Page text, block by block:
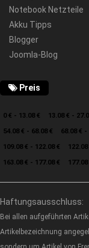
Notebook Netzteile
Akku Tipps
Blogger
Joomla-Blog
Preis
0 € - 13.08 € 13.08 € -
54.08 € - 68.08 €
68.08 € -
109.08 € - 122.08 €
163.08 € - 177.08 €
Haftungsausschluss:
Bei allen aufgeführten
Artikelbezeichnung